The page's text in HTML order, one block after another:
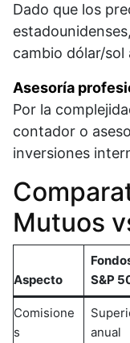
Dado que los
cambio dólar/
Asesoría
Por la
contador o
inversiones
Mutuos
Aspecto
S&P
Comisione
s
anual​